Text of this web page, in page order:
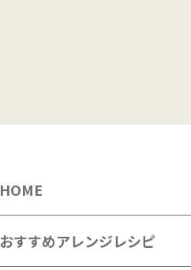
HOME
おすすめアレンジレシピ